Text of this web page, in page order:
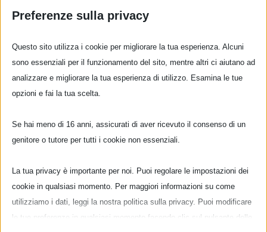
Preferenze sulla privacy
Questo sito utilizza i cookie per migliorare la tua esperienza. Alcuni
sono essenziali per il funzionamento del sito, mentre altri ci aiutano ad
analizzare e migliorare la tua esperienza di utilizzo. Esamina le tue
opzioni e fai la tua scelta.
Se hai meno di 16 anni, assicurati di aver ricevuto il consenso di un
genitore o tutore per tutti i cookie non essenziali.
La tua privacy è importante per noi. Puoi regolare le impostazioni dei
cookie in qualsiasi momento. Per maggiori informazioni su come
utilizziamo i dati, leggi la nostra politica sulla privacy. Puoi modificare
le tue preferenze in qualsiasi momento facendo clic sul pulsante delle